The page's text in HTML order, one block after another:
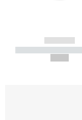
------------
----------- -----------